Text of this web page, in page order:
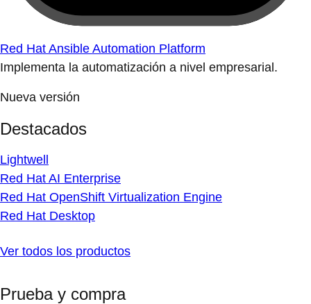
Red Hat Ansible Automation Platform
Implementa la automatización a nivel empresarial.
Nueva versión
Destacados
Lightwell
Red Hat AI Enterprise
Red Hat OpenShift Virtualization Engine
Red Hat Desktop
Ver todos los productos
Prueba y compra